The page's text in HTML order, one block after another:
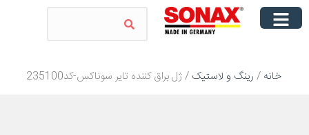
خانه / رینگ و لاستیک / ژل براق کننده تایر سوناکس-کد235100